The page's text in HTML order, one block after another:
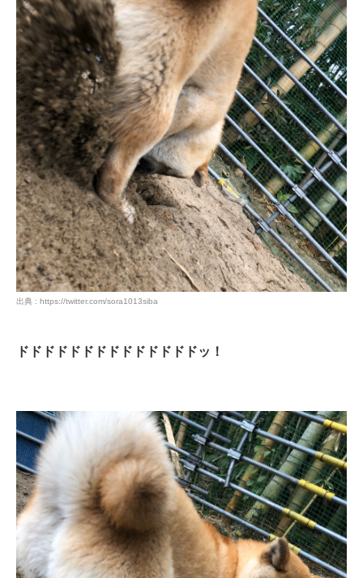
出典 : https://twitter.com/sora1013siba
ドドドドドドドドドドドドドドッ！
pecodogs
いぬ部をフォロー
pecocats
ねこ部をフォロー
PECOアプリをダウンロード済みの方
アプリをダウンロードする